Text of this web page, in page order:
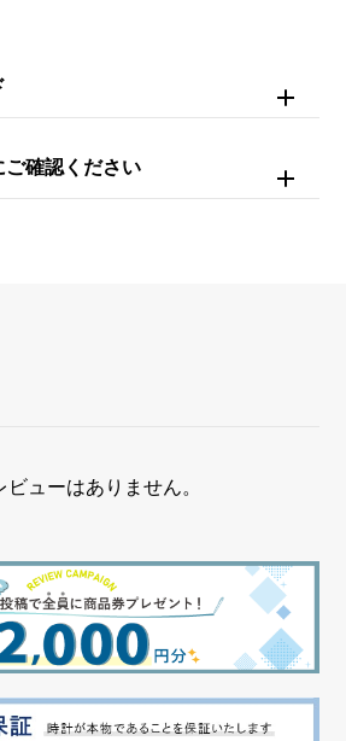
確認ください
ビューはありません。